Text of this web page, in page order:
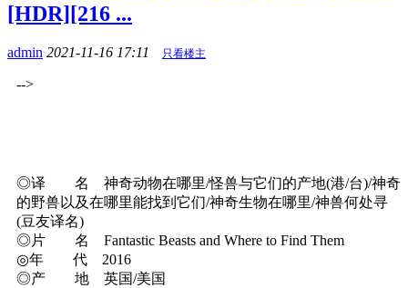
[HDR][216 ...
admin 2021-11-16 17:11 只看楼主
-->
◎译 名 神奇动物在哪里/怪兽与它们的产地(港/台)/神奇
的野兽以及在哪里能找到它们/神奇生物在哪里/神兽何处寻
(豆友译名)
◎片 名 Fantastic Beasts and Where to Find Them
◎年 代 2016
◎产 地 英国/美国